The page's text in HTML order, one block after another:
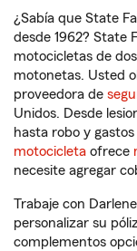
¿Sabía que State
desde 1962? State
motocicletas de
motonetas. Usted
proveedora de
Unidos. Desde
hasta robo y
motocicleta ofrece
necesite agregar
Trabaje con
personalizar su
complementos